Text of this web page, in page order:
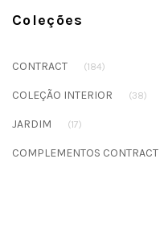
Coleções
CONTRACT (184)
COLEÇÃO INTERIOR (38)
JARDIM (17)
COMPLEMENTOS CONTRACT